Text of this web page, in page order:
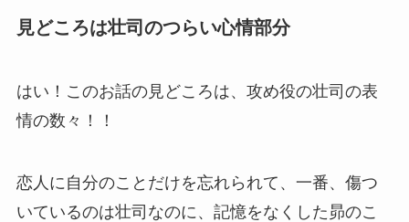
見どころは壮司のつらい心情部分
はい！このお話の見どころは、攻め役の壮司の表
情の数々！！
恋人に自分のことだけを忘れられて、一番、傷つ
いているのは壮司なのに、記憶をなくした昴のこ